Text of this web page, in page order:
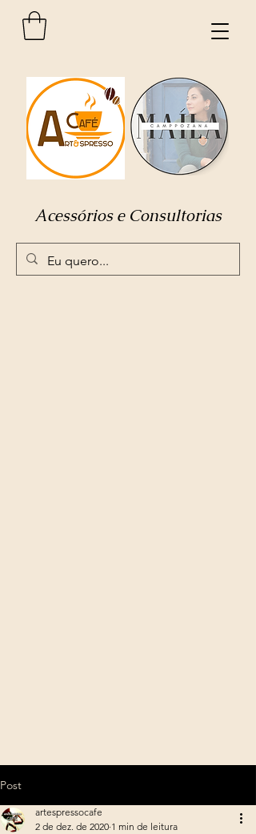
Acessórios e Consultorias
Post
artespressocafe
2 de dez. de 2020 1 min de leitura